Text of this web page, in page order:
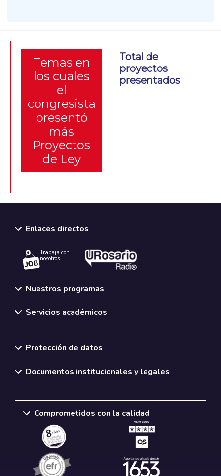
Temas en
los cuales
el
congresista
presentó
más
Proyectos
de Ley
Total de
proyectos
presentados
Enlaces directos
Trabaja con
nosotros.
Nuestros programas
Servicios académicos
Protección de datos
Documentos institucionales y legales
Comprometidos con la calidad